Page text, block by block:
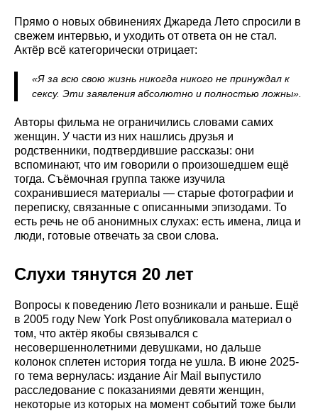
Прямо о новых обвинениях Джареда Лето спросили в
свежем интервью, и уходить от ответа он не стал.
Актёр всё категорически отрицает:
«Я за всю свою жизнь никогда никого не принуждал к
сексу. Эти заявления абсолютно и полностью ложны».
Авторы фильма не ограничились словами самих
женщин. У части из них нашлись друзья и
родственники, подтвердившие рассказы: они
вспоминают, что им говорили о произошедшем ещё
тогда. Съёмочная группа также изучила
сохранившиеся материалы — старые фотографии и
переписку, связанные с описанными эпизодами. То
есть речь не об анонимных слухах: есть имена, лица и
люди, готовые отвечать за свои слова.
Слухи тянутся 20 лет
Вопросы к поведению Лето возникали и раньше. Ещё
в 2005 году New York Post опубликовала материал о
том, что актёр якобы связывался с
несовершеннолетними девушками, но дальше
колонок сплетен история тогда не ушла. В июне 2025-
го тема вернулась: издание Air Mail выпустило
расследование с показаниями девяти женщин,
некоторые из которых на момент событий тоже были